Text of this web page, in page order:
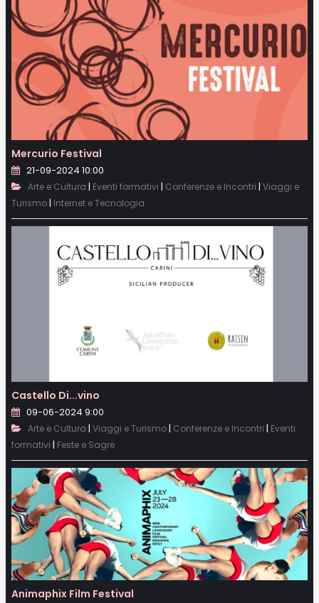
Mercurio Festival
21-09-2024 10:00
Arte e Cultura | Eventi formativi | Conferenze e Incontri | Viaggi e
Turismo | Internet e Tecnologia
Castello Di...vino
09-06-2024 9:00
Arte e Cultura | Viaggi e Turismo| Conferenze e Incontri | Eventi
formativi | Feste e Sagre
Animaphix Film Festival